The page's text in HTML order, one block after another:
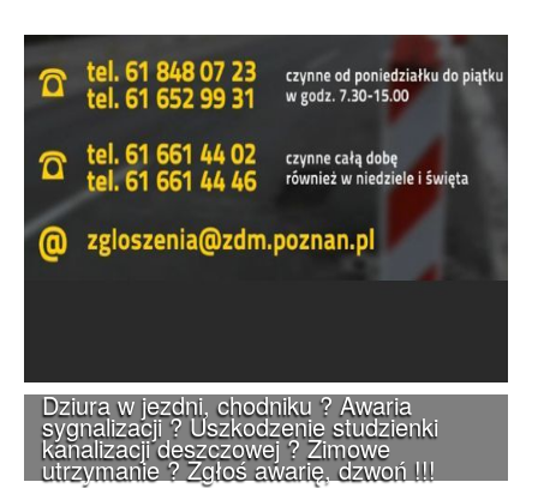
Dziura w jezdni, chodniku ? Awaria
sygnalizacji ? Uszkodzenie studzienki
kanalizacji deszczowej ? Zimowe
utrzymanie ? Zgłoś awarię, dzwoń !!!